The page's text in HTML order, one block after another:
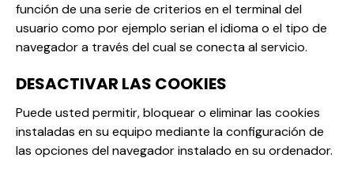
función de una serie de criterios en el terminal del
usuario como por ejemplo serian el idioma o el tipo de
navegador a través del cual se conecta al servicio.
DESACTIVAR LAS COOKIES
Puede usted permitir, bloquear o eliminar las cookies
instaladas en su equipo mediante la configuración de
las opciones del navegador instalado en su ordenador.